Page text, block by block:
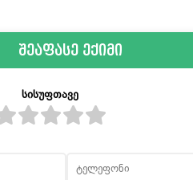
შეაფასე ექიმი
სისუფთავე